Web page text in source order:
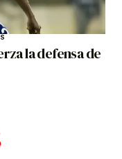
la defensa de